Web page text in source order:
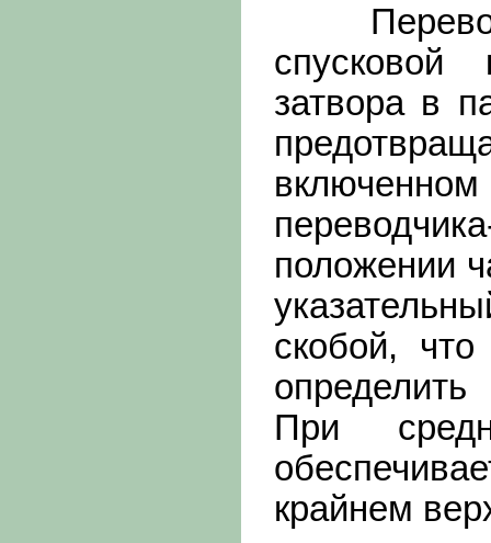
затвора в
положении
скобой,
При
крайнем